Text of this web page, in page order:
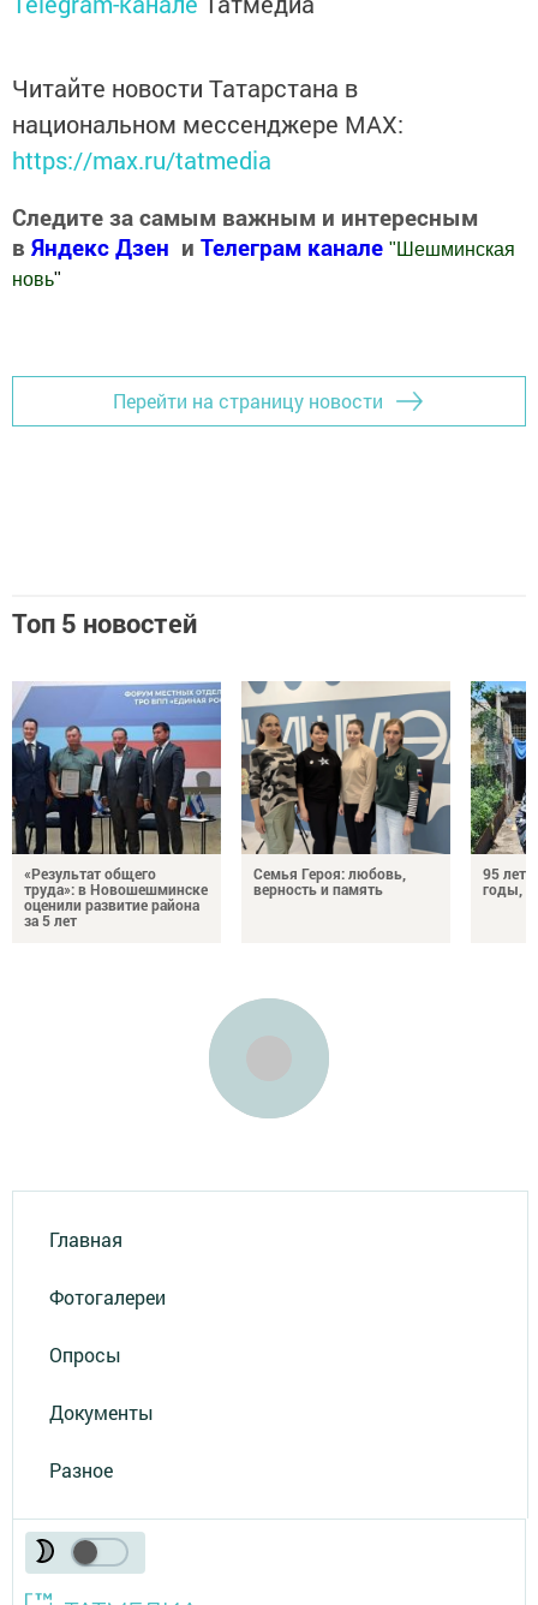
Читайте новости Татарстана в
национальном мессенджере MАХ:
https://max.ru/tatmedia
Следите за самым важным и интересным
в Яндекс Дзен и Телеграм канале " Шешминская
новь"
Перейти на страницу новости
Топ 5 новостей
«Результат общего
труда»: в Новошешминске
оценили развитие района
за 5 лет
Семья Героя: любовь,
верность и память
95 лет
годы,
Главная
Фотогалереи
Опросы
Документы
Разное